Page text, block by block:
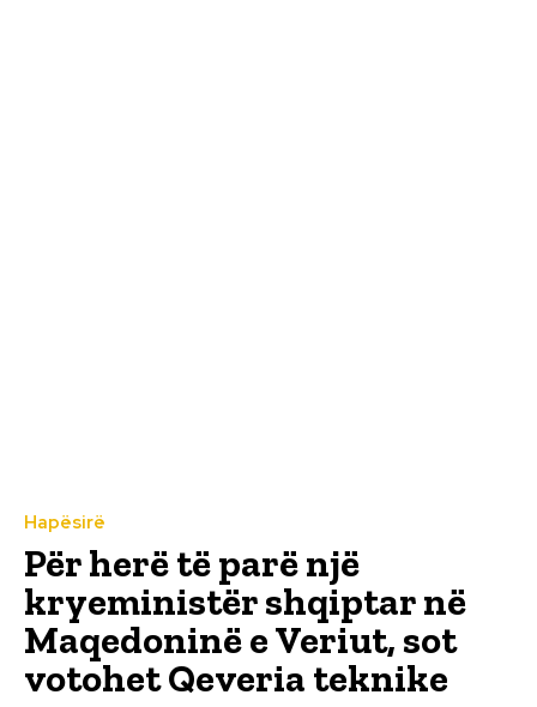
Hapësirë
Për herë të parë një
kryeministër shqiptar në
Maqedoninë e Veriut, sot
votohet Qeveria teknike